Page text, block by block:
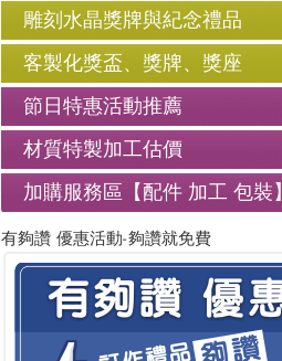
雕刻水晶獎牌與紀念禮品
客製化獎盃、獎牌、獎座
節日特惠活動推薦
材質特製加工估價
加購服務區【配件 加工 包裝】
有夠讚 優惠活動-夠讚就免費